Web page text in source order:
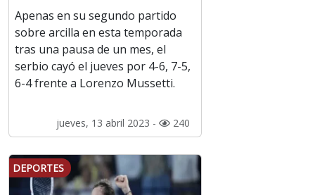
Apenas en su segundo partido
sobre arcilla en esta temporada
tras una pausa de un mes, el
serbio cayó el jueves por 4-6, 7-5,
6-4 frente a Lorenzo Mussetti.
jueves, 13 abril 2023 - 240
DEPORTES